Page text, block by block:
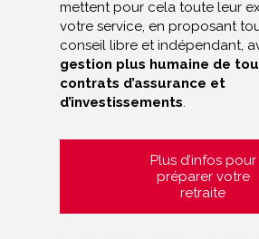
mettent pour cela toute leur
votre service, en proposant
conseil libre et indépendant,
gestion plus humaine de
contrats d’assurance et
d’investissements.
Plus d’infos pour
préparer votre
retraite